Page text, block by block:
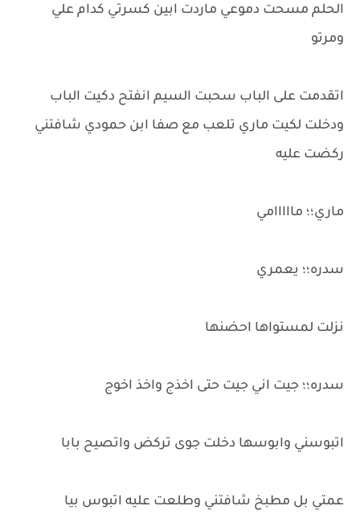
الحلم مسحت دموعي ماردت ابين كسرتي كدام علي
ومرتو
اتقدمت على الباب سحبت السيم انفتح دكيت الباب
ودخلت لكيت ماري تلعب مع صفا ابن حمودي شافتني
ركضت عليه
ماري؛؛ مااااامي
سدره؛؛ يعمري
نزلت لمستواها احضنها
سدره؛؛ جيت اني جيت حتى اخذج واخذ اخوج
اتبوسني وابوسها دخلت جوى تركض واتصيح بابا
عمتي بل مطبخ شافتني وطلعت عليه اتبوس بيا